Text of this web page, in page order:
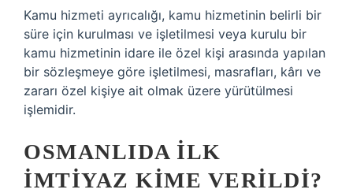
Kamu hizmeti ayrıcalığı, kamu hizmetinin belirli bir
süre için kurulması ve işletilmesi veya kurulu bir
kamu hizmetinin idare ile özel kişi arasında yapılan
bir sözleşmeye göre işletilmesi, masrafları, kârı ve
zararı özel kişiye ait olmak üzere yürütülmesi
işlemidir.
OSMANLIDA ILK
IMTIYAZ KIME VERILDI?